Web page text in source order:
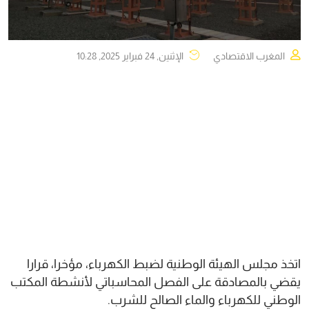
المغرب الاقتصادي الإثنين, 24 فبراير 2025, 10:28
اتخذ مجلس الهيئة الوطنية لضبط الكهرباء، مؤخرا، قرارا
يقضي بالمصادقة على الفصل المحاسباتي لأنشطة المكتب
الوطني للكهرباء والماء الصالح للشرب.